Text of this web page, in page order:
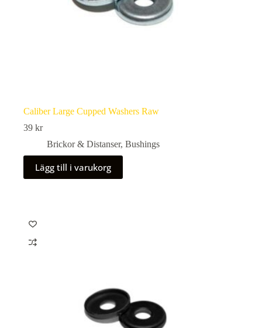
Caliber Large Cupped Washers Raw
39 kr
Brickor & Distanser, Bushings
Lägg till i varukorg